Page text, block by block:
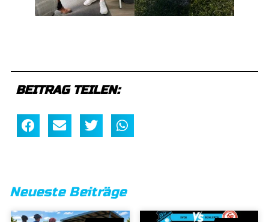
BEITRAG TEILEN:
Neueste Beiträge